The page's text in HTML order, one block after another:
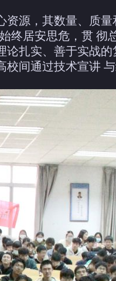
源，其数量、质
居安思危，贯 彻
扎实、善于实战
间通过技术宣讲